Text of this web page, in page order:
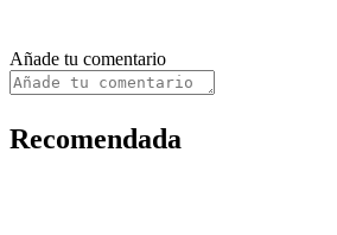
Añade tu comentario
Recomendada